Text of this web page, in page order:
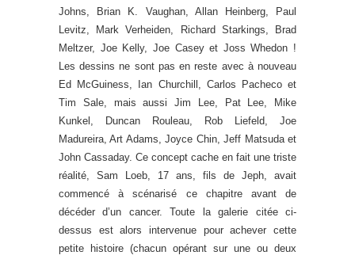
Johns, Brian K. Vaughan, Allan Heinberg, Paul
Levitz, Mark Verheiden, Richard Starkings, Brad
Meltzer, Joe Kelly, Joe Casey et Joss Whedon !
Les dessins ne sont pas en reste avec à nouveau
Ed McGuiness, Ian Churchill, Carlos Pacheco et
Tim Sale, mais aussi Jim Lee, Pat Lee, Mike
Kunkel, Duncan Rouleau, Rob Liefeld, Joe
Madureira, Art Adams, Joyce Chin, Jeff Matsuda et
John Cassaday. Ce concept cache en fait une triste
réalité, Sam Loeb, 17 ans, fils de Jeph, avait
commencé à scénarisé ce chapitre avant de
décéder d’un cancer. Toute la galerie citée ci-
dessus est alors intervenue pour achever cette
petite histoire (chacun opérant sur une ou deux